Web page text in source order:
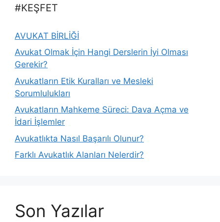
#KEŞFET
AVUKAT BİRLİĞİ
Avukat Olmak İçin Hangi Derslerin İyi Olması
Gerekir?
Avukatların Etik Kuralları ve Mesleki
Sorumlulukları
Avukatların Mahkeme Süreci: Dava Açma ve
İdari İşlemler
Avukatlıkta Nasıl Başarılı Olunur?
Farklı Avukatlık Alanları Nelerdir?
Son Yazılar